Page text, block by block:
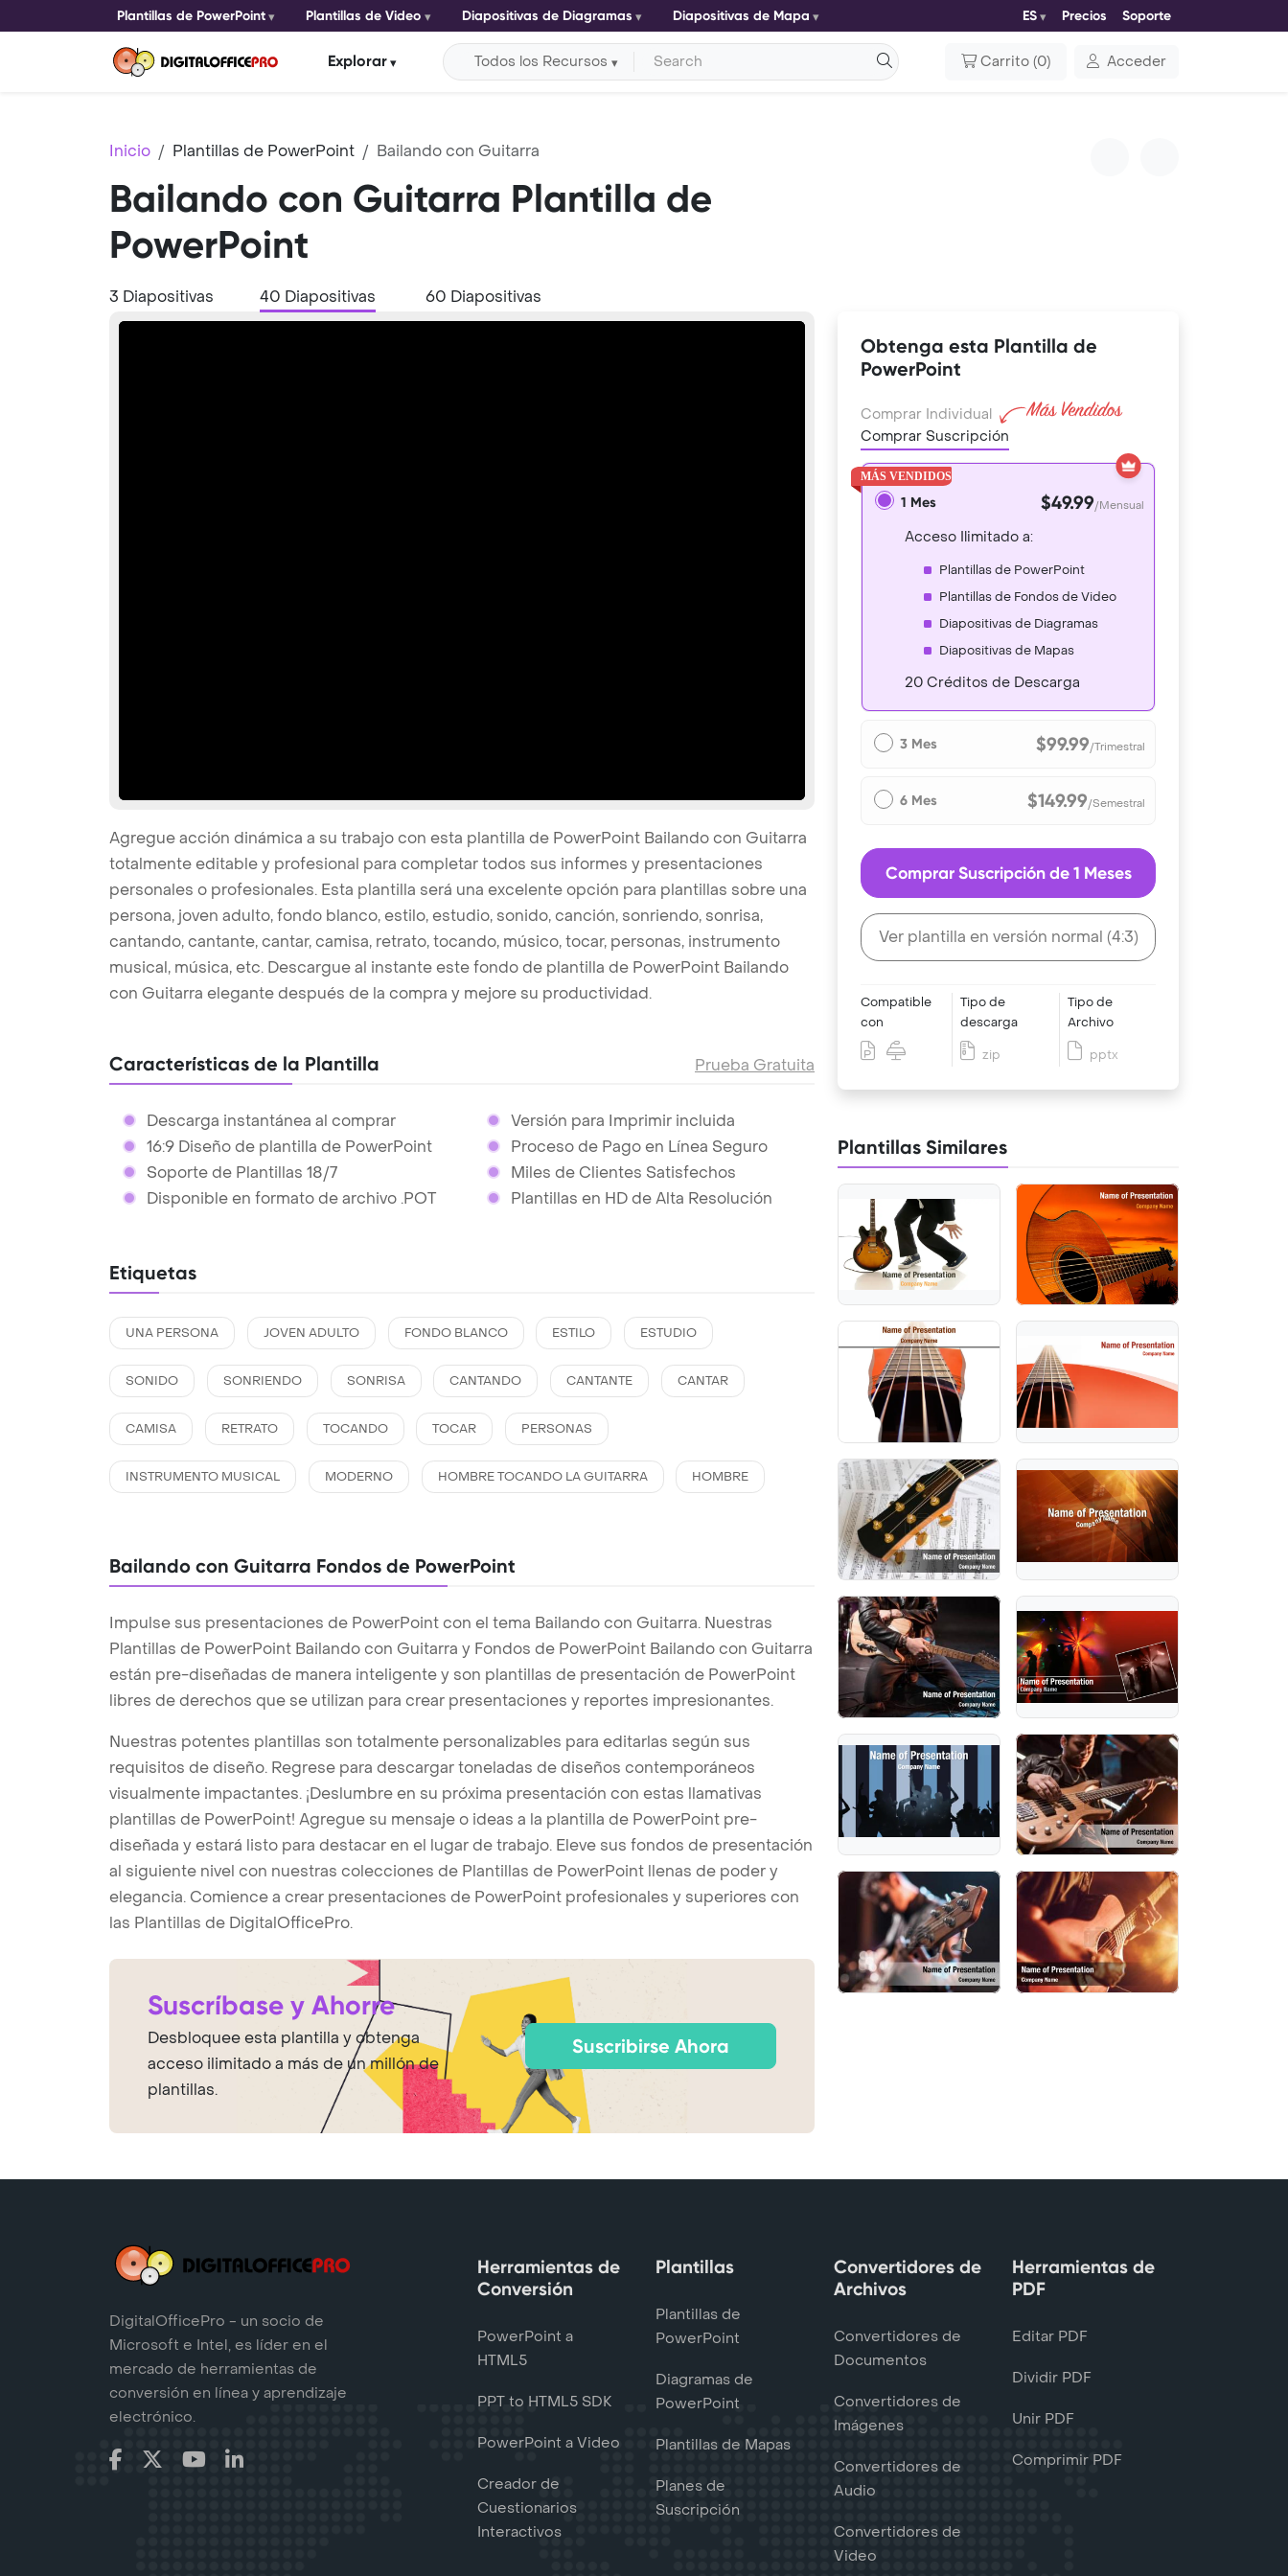
Plantillas de PowerPoint Plantillas de Video Diapositivas de Diagramas Diapositivas de Mapa ES Precios Soporte
Explorar Todos los Recursos Carrito (0) Acceder
Inicio Plantillas de PowerPoint Bailando con Guitarra
Bailando con Guitarra Plantilla de
PowerPoint
3 Diapositivas 40 Diapositivas 60 Diapositivas
Agregue acción dinámica a su trabajo con esta plantilla de PowerPoint Bailando con Guitarra
totalmente editable y profesional para completar todos sus informes y presentaciones
personales o profesionales. Esta plantilla será una excelente opción para plantillas sobre una
persona, joven adulto, fondo blanco, estilo, estudio, sonido, canción, sonriendo, sonrisa,
cantando, cantante, cantar, camisa, retrato, tocando, músico, tocar, personas, instrumento
musical, música, etc. Descargue al instante este fondo de plantilla de PowerPoint Bailando
con Guitarra elegante después de la compra y mejore su productividad.
Características de la Plantilla Prueba Gratuita
Descarga instantánea al comprar
16:9 Diseño de plantilla de PowerPoint
Soporte de Plantillas 18/7
Disponible en formato de archivo .POT
Versión para Imprimir incluida
Proceso de Pago en Línea Seguro
Miles de Clientes Satisfechos
Plantillas en HD de Alta Resolución
Etiquetas
UNA PERSONA JOVEN ADULTO FONDO BLANCO ESTILO ESTUDIO
SONIDO SONRIENDO SONRISA CANTANDO CANTANTE CANTAR
CAMISA RETRATO TOCANDO TOCAR PERSONAS
INSTRUMENTO MUSICAL MODERNO HOMBRE TOCANDO LA GUITARRA HOMBRE
Bailando con Guitarra Fondos de PowerPoint
Impulse sus presentaciones de PowerPoint con el tema Bailando con Guitarra. Nuestras
Plantillas de PowerPoint Bailando con Guitarra y Fondos de PowerPoint Bailando con Guitarra
están pre-diseñadas de manera inteligente y son plantillas de presentación de PowerPoint
libres de derechos que se utilizan para crear presentaciones y reportes impresionantes.
Nuestras potentes plantillas son totalmente personalizables para editarlas según sus
requisitos de diseño. Regrese para descargar toneladas de diseños contemporáneos
visualmente impactantes. ¡Deslumbre en su próxima presentación con estas llamativas
plantillas de PowerPoint! Agregue su mensaje o ideas a la plantilla de PowerPoint pre-
diseñada y estará listo para destacar en el lugar de trabajo. Eleve sus fondos de presentación
al siguiente nivel con nuestras colecciones de Plantillas de PowerPoint llenas de poder y
elegancia. Comience a crear presentaciones de PowerPoint profesionales y superiores con
las Plantillas de DigitalOfficePro.
Suscríbase y Ahorre
Desbloquee esta plantilla y obtenga
acceso ilimitado a más de un millón de
plantillas.
Suscribirse Ahora
Obtenga esta Plantilla de
PowerPoint
Comprar Individual
Comprar Suscripción
1 Mes $49.99/Mensual
Acceso Ilimitado a:
Plantillas de PowerPoint
Plantillas de Fondos de Video
Diapositivas de Diagramas
Diapositivas de Mapas
20 Créditos de Descarga
3 Mes $99.99/Trimestral
6 Mes $149.99/Semestral
Comprar Suscripción de 1 Meses
Ver plantilla en versión normal (4:3)
Compatible
con
Tipo de
descarga
zip
Tipo de
Archivo
pptx
Plantillas Similares
DigitalOfficePro - un socio de
Microsoft e Intel, es líder en el
mercado de herramientas de
conversión en línea y aprendizaje
electrónico.
Herramientas de
Conversión
PowerPoint a
HTML5
PPT to HTML5 SDK
PowerPoint a Video
Creador de
Cuestionarios
Interactivos
Plantillas
Plantillas de
PowerPoint
Diagramas de
PowerPoint
Plantillas de Mapas
Planes de
Suscripción
Convertidores de
Archivos
Convertidores de
Documentos
Convertidores de
Imágenes
Convertidores de
Audio
Convertidores de
Video
Herramientas de
PDF
Editar PDF
Dividir PDF
Unir PDF
Comprimir PDF